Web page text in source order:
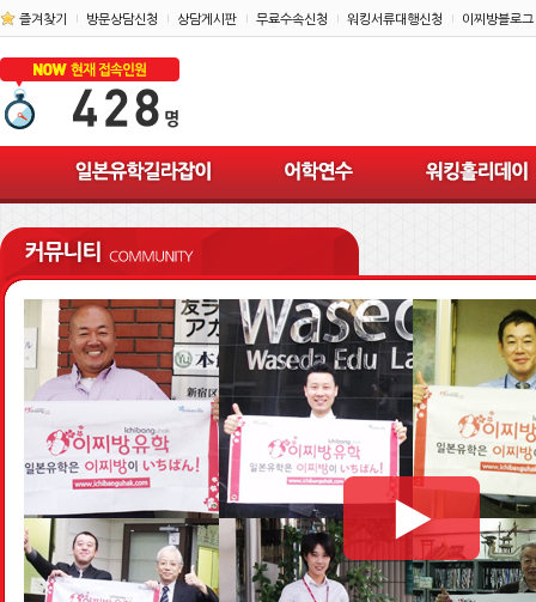
즐겨찾기 방문상담신청 상담게시판 무료수속신청 워킹서류대행신청 이찌방블로그